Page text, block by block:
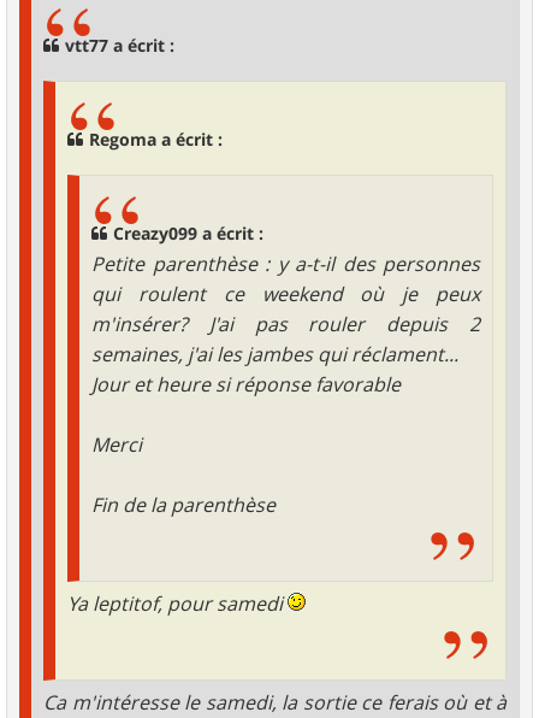
vtt77 a écrit :
Regoma a écrit :
Creazy099 a écrit :
Petite parenthèse : y a-t-il des personnes
qui roulent ce weekend où je peux
m'insérer? J'ai pas rouler depuis 2
semaines, j'ai les jambes qui réclament...
Jour et heure si réponse favorable
Merci
Fin de la parenthèse
Ya leptitof, pour samedi
Ca m'intéresse le samedi, la sortie ce ferais où et à